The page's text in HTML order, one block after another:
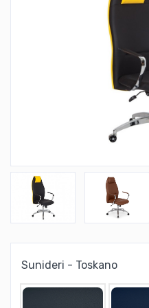
Sunideri - Toskano